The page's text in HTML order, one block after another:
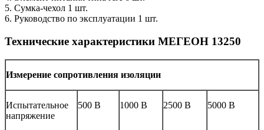
5. Сумка-чехол 1 шт.
6. Руководство по эксплуатации 1 шт.
Технические характеристики МЕГЕОН 13250
Измерение сопротивления изоляции
Испытательное
напряжение
500 В 1000 В 2500 В 5000 В